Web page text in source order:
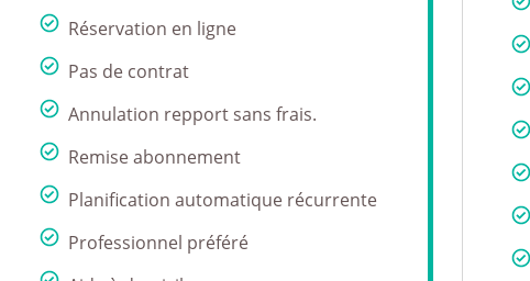
Réservation en ligne
Pas de contrat
Annulation repport sans frais.
Remise abonnement
Planification automatique récurrente
Professionnel préféré